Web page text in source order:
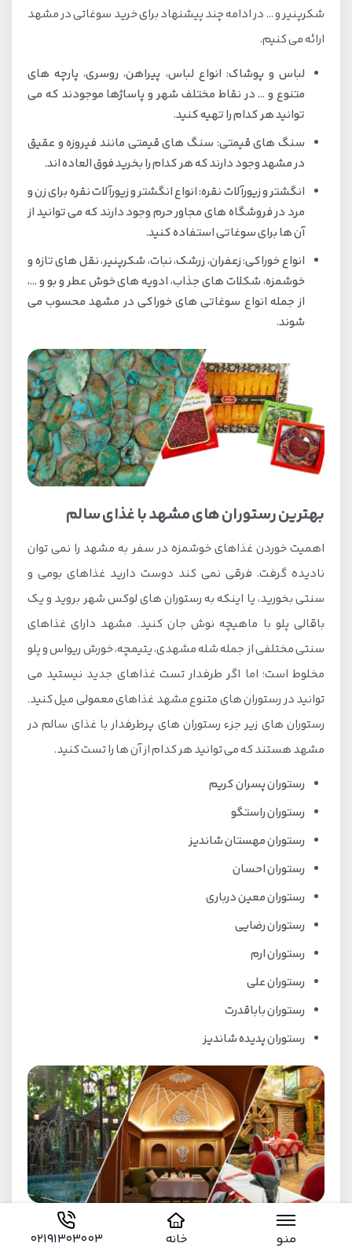
منو خانه 02191303003
شکرپنیر و … در ادامه چند پیشنهاد برای خرید سوغاتی در مشهد
ارائه می کنیم.
لباس و پوشاک: انواع لباس، پیراهن، روسری، پارچه های
متنوع و … در نقاط مختلف شهر و پاساژها موجودند که می
توانید هر کدام را تهیه کنید.
سنگ های قیمتی: سنگ های قیمتی مانند فیروزه و عقیق
در مشهد وجود دارند که هر کدام را بخرید فوق العاده اند.
انگشتر و زیورآلات نقره: انواع انگشتر و زیورآلات نقره برای زن و
مرد در فروشگاه های مجاور حرم وجود دارند که می توانید از
آن ها برای سوغاتی استفاده کنید.
انواع خوراکی: زعفران، زرشک، نبات، شکرپنیر، نقل های تازه و
خوشمزه، شکلات های جذاب، ادویه های خوش عطر و بو و …،
از جمله انواع سوغاتی های خوراکی در مشهد محسوب می
شوند.
بهترین رستوران های مشهد با غذای سالم
اهمیت خوردن غذاهای خوشمزه در سفر به مشهد را نمی توان
نادیده گرفت. فرقی نمی کند دوست دارید غذاهای بومی و
سنتی بخورید، یا اینکه به رستوران های لوکس شهر بروید و یک
باقالی پلو با ماهیچه نوش جان کنید. مشهد دارای غذاهای
سنتی مختلفی از جمله شله مشهدی، یتیمچه، خورش ریواس و پلو
مخلوط است؛ اما اگر طرفدار تست غذاهای جدید نیستید می
توانید در رستوران های متنوع مشهد غذاهای معمولی میل کنید.
رستوران های زیر جزء رستوران های پرطرفدار با غذای سالم در
مشهد هستند که می توانید هر کدام از آن ها را تست کنید.
رستوران پسران کریم
رستوران راستگو
رستوران مهستان شاندیز
رستوران احسان
رستوران معین درباری
رستوران رضایی
رستوران ارم
رستوران علی
رستوران باباقدرت
رستوران پدیده شاندیز
لذت شکم گردی در مشهد:
لیست بهترین